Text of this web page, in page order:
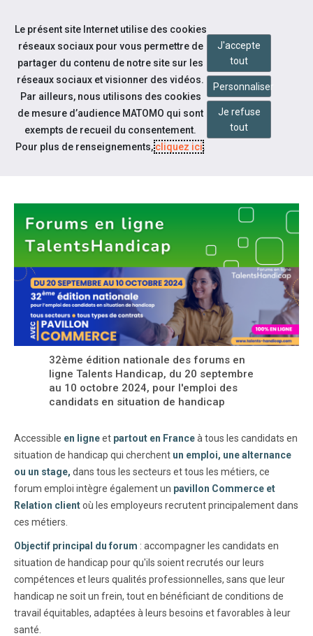
Aller au contenu
Notre actualité
FORUM EN LIGNE : TALENTS
32ème édition nationale des forums en
ligne Talents Handicap, du 20 septembre
au 10 octobre 2024, pour l'emploi des
candidats en situation de handicap
Accessible en ligneet partout en Franceà tous les candidats en
situation de handicap qui cherchent un emploi, une alternance
ou un stage, dans tous les secteurs et tous les métiers, ce
forum emploi intègre également un pavillon Commerce et
Relation clientoù les employeurs recrutent principalement dans
ces métiers.
Objectif principal du forum : accompagner les candidats en
situation de handicap pour qu'ils soient recrutés our leurs
compétences et leurs qualités professionnelles, sans que leur
handicap ne soit un frein, tout en bénéficiant de conditions de
travail équitables, adaptées à leurs besoins et favorables à leur
santé.
Le présent site Internet utilise des cookies
réseaux sociaux pour vous permettre de
partager du contenu de notre site sur les
réseaux sociaux et visionner des vidéos.
Par ailleurs, nous utilisons des cookies
de mesure d’audience MATOMO qui sont
exempts de recueil du consentement.
Pour plus de renseignements,cliquez ici.
J'accepte
tout
Personnaliser
Je refuse
tout